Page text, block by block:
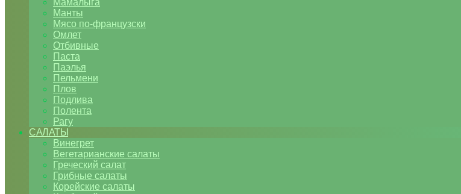
Мамалыга
Манты
Мясо по-французски
Омлет
Отбивные
Паста
Паэлья
Пельмени
Плов
Подлива
Полента
Рагу
САЛАТЫ
Винегрет
Вегетарианские салаты
Греческий салат
Грибные салаты
Корейские салаты